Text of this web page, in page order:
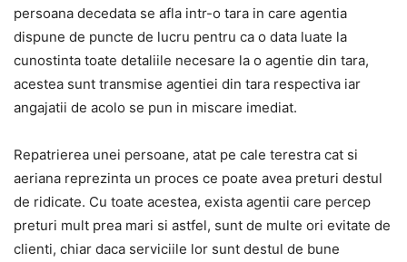
persoana decedata se afla intr-o tara in care agentia
dispune de puncte de lucru pentru ca o data luate la
cunostinta toate detaliile necesare la o agentie din tara,
acestea sunt transmise agentiei din tara respectiva iar
angajatii de acolo se pun in miscare imediat.
Repatrierea unei persoane, atat pe cale terestra cat si
aeriana reprezinta un proces ce poate avea preturi destul
de ridicate. Cu toate acestea, exista agentii care percep
preturi mult prea mari si astfel, sunt de multe ori evitate de
clienti, chiar daca serviciile lor sunt destul de bune